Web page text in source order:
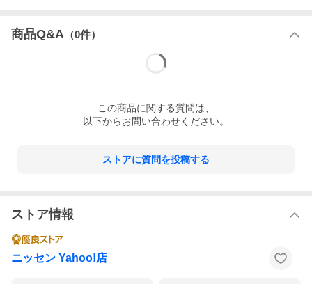
商品Q&A （0件）
この商品に関する質問は、
以下からお問い合わせください。
ストアに質問を投稿する
ストア情報
ニッセン Yahoo!店